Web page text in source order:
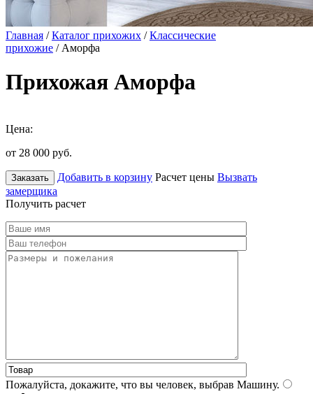
Главная /Каталог прихожих /Классические
прихожие / Аморфа
Прихожая Аморфа
Цена:
от 28 000 руб.
Заказать Добавить в корзину Расчет цены Вызвать
замерщика
Получить расчет
Пожалуйста, докажите, что вы человек, выбрав Машину.